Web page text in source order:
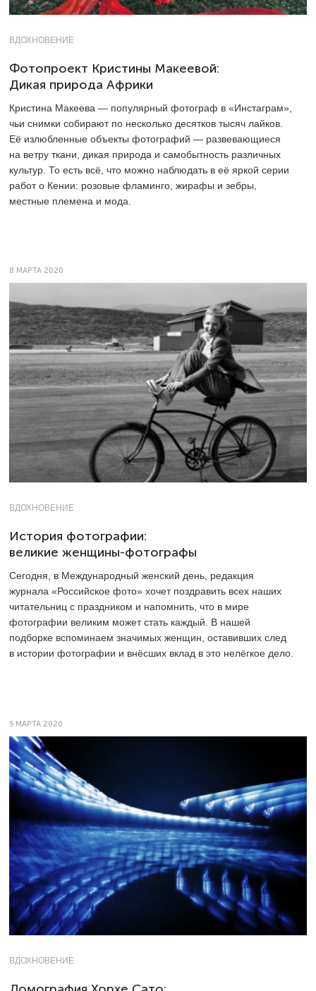
ВДОХНОВЕНИЕ
Фотопроект Кристины Макеевой:
Дикая природа Африки
Кристина Макеева — популярный фотограф в «Инстаграм»,
чьи снимки собирают по несколько десятков тысяч лайков.
Её излюбленные объекты фотографий — развевающиеся
на ветру ткани, дикая природа и самобытность различных
культур. То есть всё, что можно наблюдать в её яркой серии
работ о Кении: розовые фламинго, жирафы и зебры,
местные племена и мода.
8 МАРТА 2020
ВДОХНОВЕНИЕ
История фотографии:
великие женщины-фотографы
Сегодня, в Международный женский день, редакция
журнала «Российское фото» хочет поздравить всех наших
читательниц с праздником и напомнить, что в мире
фотографии великим может стать каждый. В нашей
подборке вспоминаем значимых женщин, оставивших след
в истории фотографии и внёсших вклад в это нелёгкое дело.
5 МАРТА 2020
ВДОХНОВЕНИЕ